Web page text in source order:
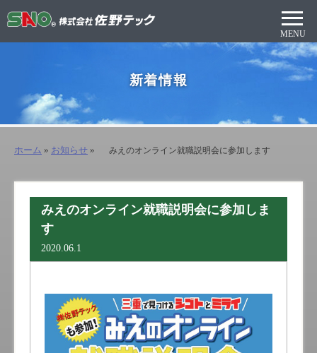
新着情報
ホーム » お知らせ » みえのオンライン就職説明会に参加します
みえのオンライン就職説明会に参加しま
す
2020.06.1